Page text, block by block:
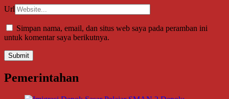
Url
Simpan nama, email, dan situs web saya pada peramban ini
untuk komentar saya berikutnya.
Pemerintahan